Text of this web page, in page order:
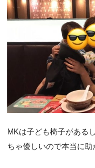
MKは子ども椅子がある
ちゃ優しいので本当に助